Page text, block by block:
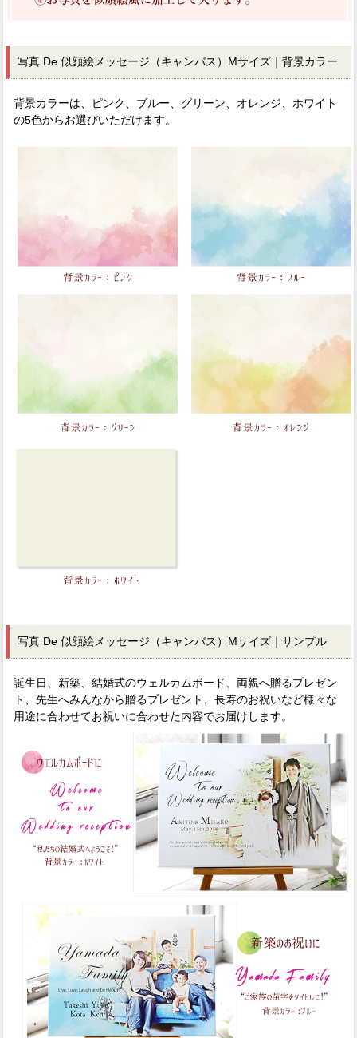
写真 De 似顔絵メッセージ（キャンバス）Mサイズ｜背景カラー
背景カラーは、ピンク、ブルー、グリーン、オレンジ、ホワイト
の5色からお選びいただけます。
写真 De 似顔絵メッセージ（キャンバス）Mサイズ｜サンプル
誕生日、新築、結婚式のウェルカムボード、両親へ贈るプレゼン
ト、先生へみんなから贈るプレゼント、長寿のお祝いなど様々な
用途に合わせてお祝いに合わせた内容でお届けします。